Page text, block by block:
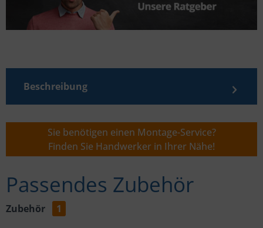
Sie benötigen einen Montage-Service?
Finden Sie Handwerker in Ihrer Nähe!
Passendes Zubehör
Zubehör 1
Beschreibung